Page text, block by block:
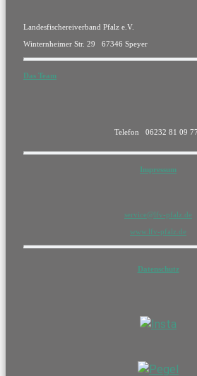
Landesfischereiverband Pfalz e.V.
Winternheimer Str. 29 67346 Speyer
Das Team
Telefon 06232 81 09
Impressum
service@lfv-pfalz.de
www.lfv-pfalz.de
Datenschutz